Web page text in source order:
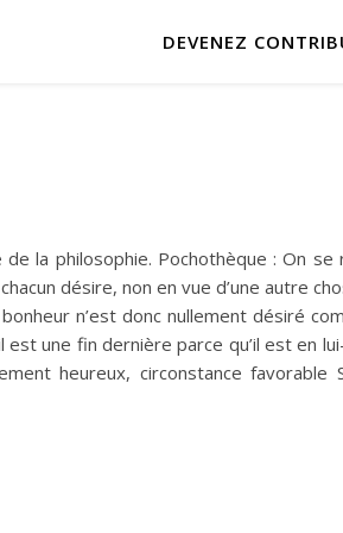
DEVENEZ
la philosophie. Pochothèque : On
désire, non en vue d’une autre
n’est donc nullement désiré
une fin dernière parce qu’il est en
heureux, circonstance favorable